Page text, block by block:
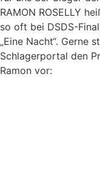
RAMON ROSELLY
so oft bei DSDS-
„Eine Nacht“. Gerne
Schlagerportal den
Ramon vor: